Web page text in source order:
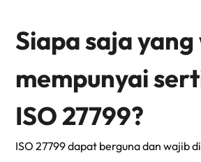
Siapa saja
mempunyai
ISO 27799?
ISO 27799 dapat berguna dan wajib